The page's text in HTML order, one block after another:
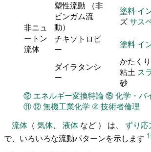
非ニュ
ートン
流体
塑性流動 （非
ビンガム流
動）
塗料 イ
ズサス
チキソトロピ
ー
塗料 イ
ダイラタンシ
ー
かたく
粘土 ス
砂
⑫ エネルギー変換特論⑮化学・バ
⑪⑫無機工業化学 ②技術者倫理
流体 （ 気体、 液体 など ） は、 ずり応
で、いろいろな流動パターンを示します